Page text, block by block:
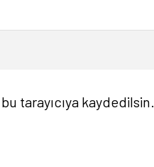
tarayıcıya kaydedilsin.